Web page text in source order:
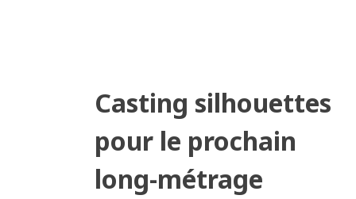
Casting silhouettes
pour le prochain
long-métrage